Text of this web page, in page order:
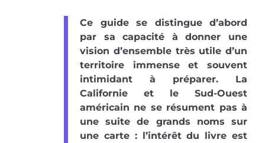
Ce guide se distingue d’abord
par sa capacité à donner une
vision d’ensemble très utile d’un
territoire immense et souvent
intimidant à préparer. La
Californie et le Sud-Ouest
américain ne se résument pas à
une suite de grands noms sur
une carte : l’intérêt du livre est